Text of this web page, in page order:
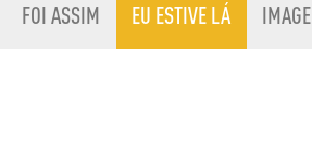
FOI ASSIM EU ESTIVE LÁ